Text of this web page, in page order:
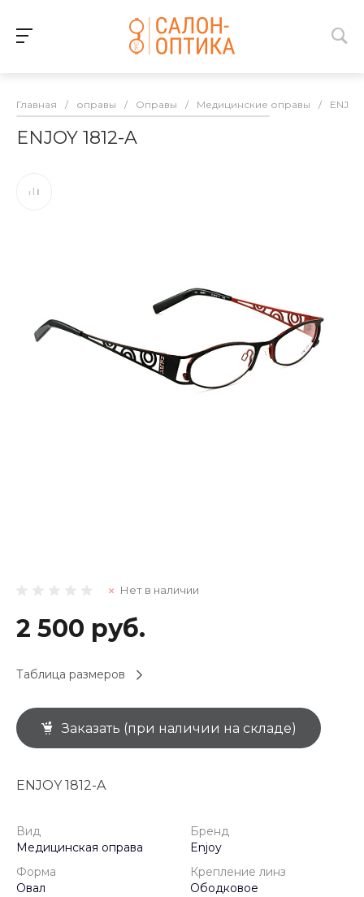
Главная / оправы / Оправы / Медицинские оправы / ENJOY
ENJOY 1812-A
Нет в наличии
2 500 руб.
Таблица размеров
Заказать (при наличии на складе)
ENJOY 1812-A
Вид
Медицинская оправа
Бренд
Enjoy
Форма
Овал
Крепление линз
Ободковое